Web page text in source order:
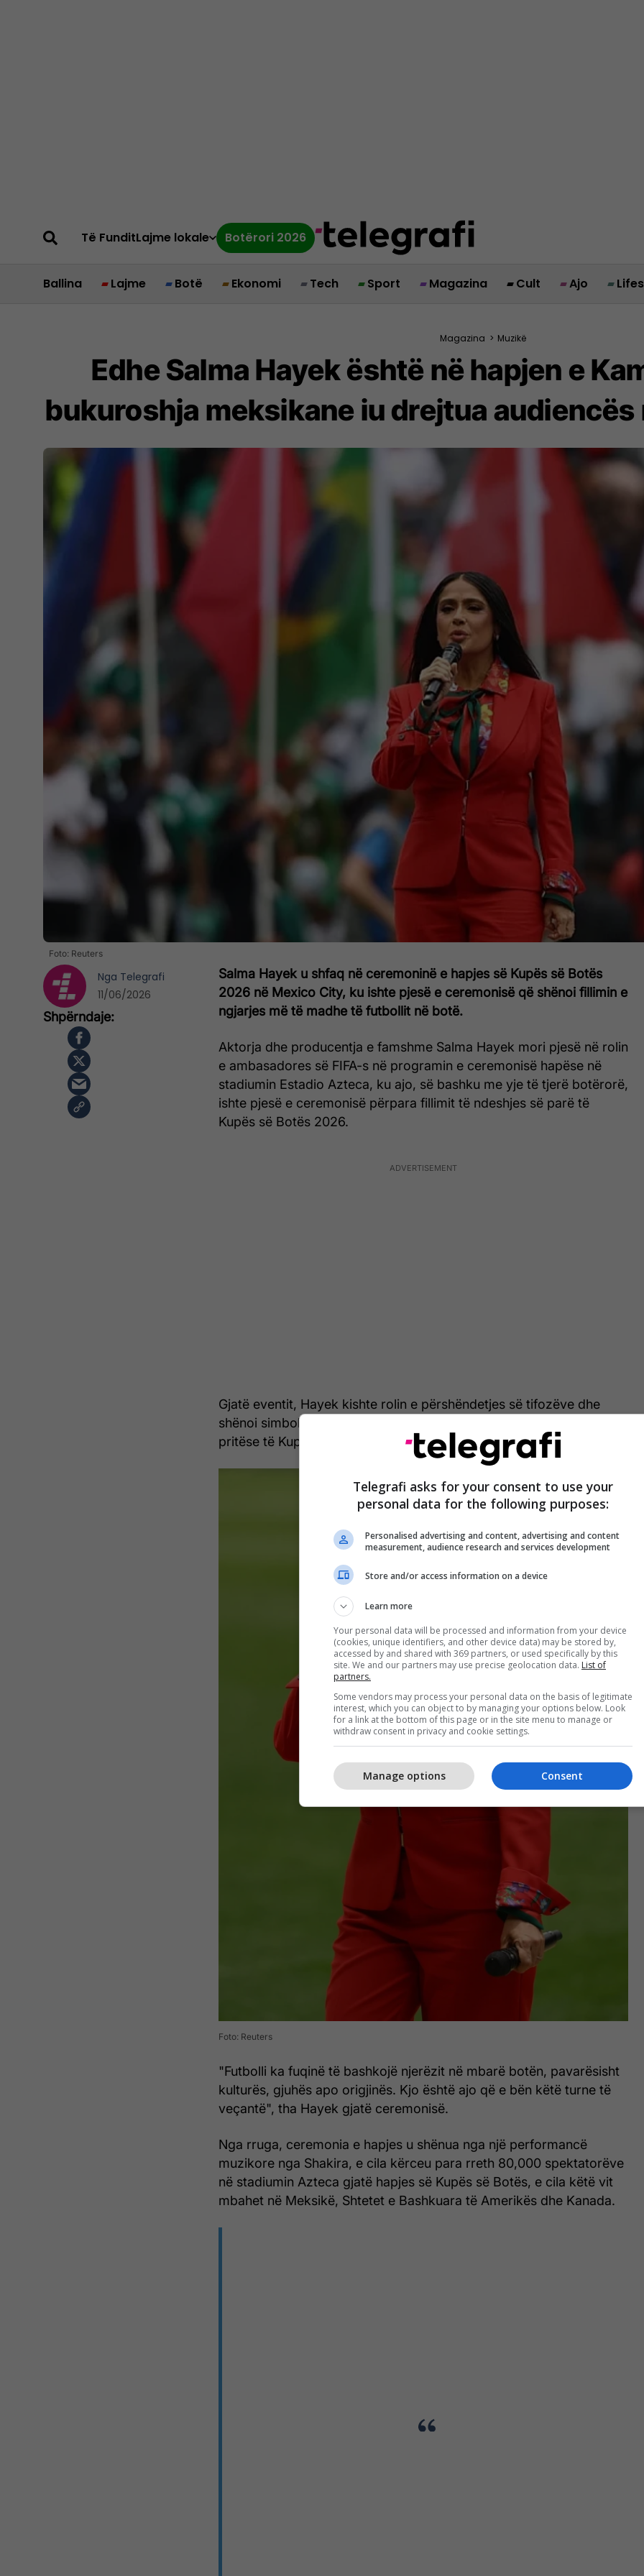
Të FunditLajme lokale Botërori 2026
Ballina Lajme Botë Ekonomi Tech Sport Magazina Cult Ajo
Magazina > Muzikë
Edhe Salma Hayek është në hapjen e
bukuroshja meksikane iu drejtua
Foto: Reuters
Salma Hayek u shfaq në ceremoninë e hapjes së Kupës së Botës
2026 në Mexico City, ku ishte pjesë e ceremonisë që shënoi fillimin e
ngjarjes më të madhe të futbollit në botë.
Aktorja dhe producentja e famshme Salma Hayek mori pjesë në rolin
e ambasadores së FIFA-s në programin e ceremonisë hapëse në
stadiumin Estadio Azteca, ku ajo, së bashku me yje të tjerë botërorë,
ishte pjesë e ceremonisë përpara fillimit të ndeshjes së parë të
Kupës së Botës 2026.
Gjatë eventit, Hayek kishte rolin e përshëndetjes së tifozëve dhe
shënoi simbolikisht fillimin e garës në Meksikë, një nga tre vendet
pritëse të Kupës së Botës 2026.
Foto: Reuters
"Futbolli ka fuqinë të bashkojë njerëzit në mbarë botën, pavarësisht
kulturës, gjuhës apo origjinës. Kjo është ajo që e bën këtë turne të
veçantë", tha Hayek gjatë ceremonisë.
Nga rruga, ceremonia e hapjes u shënua nga një performancë
muzikore nga Shakira, e cila kërceu para rreth 80,000 spektatorëve
në stadiumin Azteca gjatë hapjes së Kupës së Botës, e cila këtë vit
mbahet në Meksikë, Shtetet e Bashkuara të Amerikës dhe Kanada.
Nga Telegrafi
11/06/2026
Telegrafi asks for your consent to use your
personal data for the following purposes:
Personalised advertising and content, advertising and content
measurement, audience research and services development
Store and/or access information on a device
Learn more
Your personal data will be processed and information from your device
(cookies, unique identifiers, and other device data) may be stored by,
accessed by and shared with 369 partners, or used specifically by this
site. We and our partners may use precise geolocation data. List of
partners.
Some vendors may process your personal data on the basis of legitimate
interest, which you can object to by managing your options below. Look
for a link at the bottom of this page or in the site menu to manage or
withdraw consent in privacy and cookie settings.
Consent
Manage options